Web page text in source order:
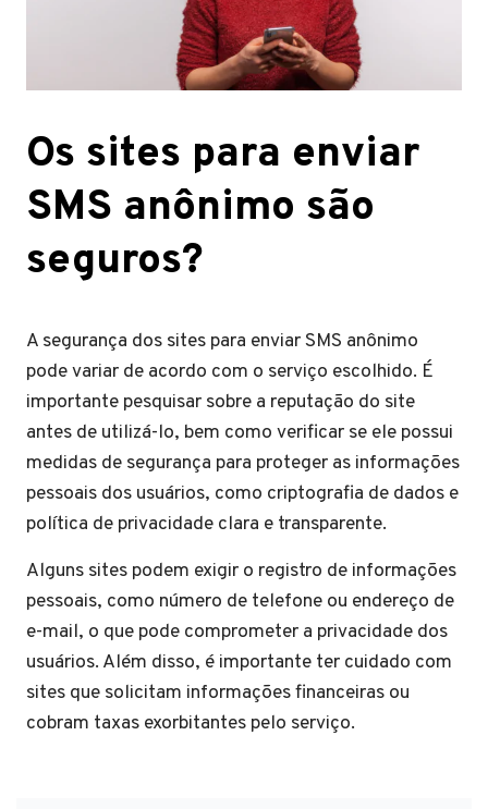
Os sites para enviar
SMS anônimo são
seguros?
A segurança dos sites para enviar SMS anônimo
pode variar de acordo com o serviço escolhido. É
importante pesquisar sobre a reputação do site
antes de utilizá-lo, bem como verificar se ele possui
medidas de segurança para proteger as informações
pessoais dos usuários, como criptografia de dados e
política de privacidade clara e transparente.
Alguns sites podem exigir o registro de informações
pessoais, como número de telefone ou endereço de
e-mail, o que pode comprometer a privacidade dos
usuários. Além disso, é importante ter cuidado com
sites que solicitam informações financeiras ou
cobram taxas exorbitantes pelo serviço.